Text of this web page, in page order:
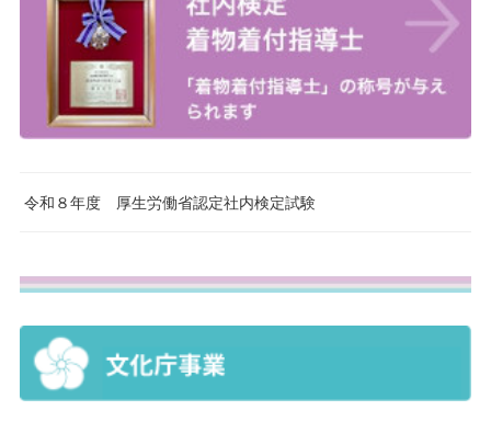
令和８年度 厚生労働省認定社内検定試験